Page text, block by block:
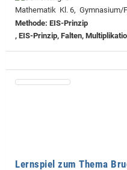
Mathematik Kl. 6, Gymnasium/
Methode: EIS-Prinzip
, EIS-Prinzip, Falten,
Lernspiel zum Thema